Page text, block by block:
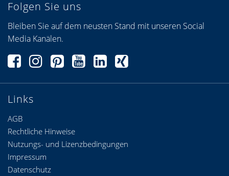
Links
AGB
Rechtliche Hinweise
Nutzungs- und Lizenzbedingungen
Folgen Sie uns
Bleiben Sie auf dem neusten Stand mit unseren Social
Media Kanälen.
Impressum
Datenschutz